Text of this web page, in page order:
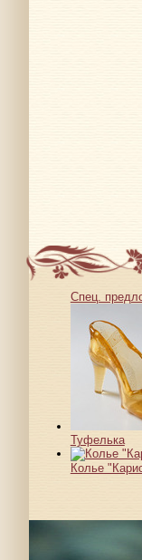
Спец.
Туфелька
Колье